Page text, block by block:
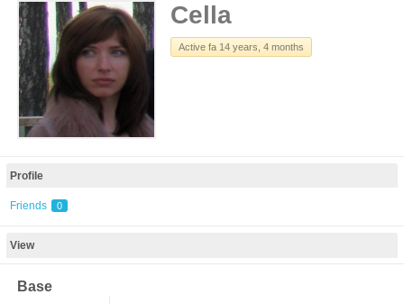
Cella
Active fa 14 years, 4 months
Profile
Friends 0
View
Base